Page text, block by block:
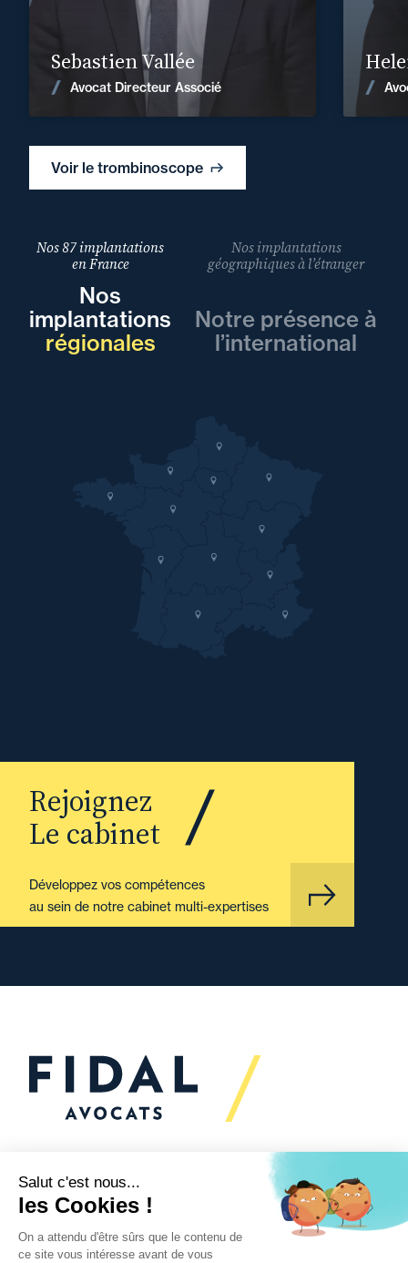
Voir le trombinoscope
Sebastien Vallée
Avocat Directeur Associé
Voir les actualités
Nos 87 implantations
en France
Nos
implantations
régionales
Nos implantations
géographiques à l’étranger
Notre présence à
l’international
Rejoignez
Le cabinet
Développez vos compétences
au sein de notre cabinet multi-expertises
Vous souhaitez échanger
avec nous ?
Nous sommes